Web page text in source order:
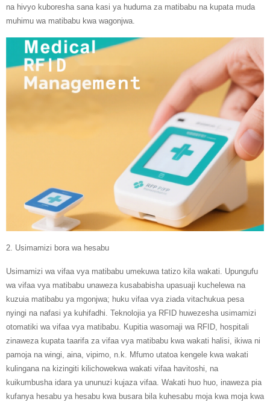
na hivyo kuboresha sana kasi ya huduma za matibabu na kupata muda
muhimu wa matibabu kwa wagonjwa.
2. Usimamizi bora wa hesabu
Usimamizi wa vifaa vya matibabu umekuwa tatizo kila wakati. Upungufu
wa vifaa vya matibabu unaweza kusababisha upasuaji kuchelewa na
kuzuia matibabu ya mgonjwa; huku vifaa vya ziada vitachukua pesa
nyingi na nafasi ya kuhifadhi. Teknolojia ya RFID huwezesha usimamizi
otomatiki wa vifaa vya matibabu. Kupitia wasomaji wa RFID, hospitali
zinaweza kupata taarifa za vifaa vya matibabu kwa wakati halisi, ikiwa ni
pamoja na wingi, aina, vipimo, n.k. Mfumo utatoa kengele kwa wakati
kulingana na kizingiti kilichowekwa wakati vifaa havitoshi, na
kuikumbusha idara ya ununuzi kujaza vifaa. Wakati huo huo, inaweza pia
kufanya hesabu ya hesabu kwa busara bila kuhesabu moja kwa moja kwa